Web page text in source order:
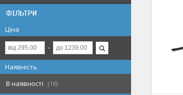
ФІЛЬТРИ
Ціна
Наявність
В наявності
16